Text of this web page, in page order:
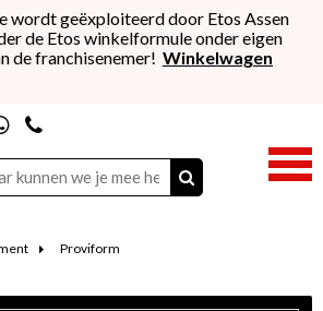
wordt geëxploiteerd door Etos Assen
de Etos winkelformule onder eigen
de franchisenemer! Winkelwagen
Proviform